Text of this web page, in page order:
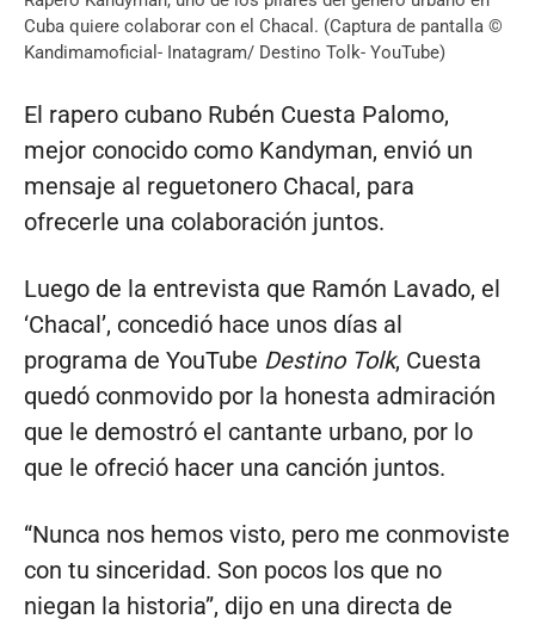
Cuba quiere colaborar con el Chacal. (Captura de pantalla ©
Kandimamoficial- Inatagram/ Destino Tolk- YouTube)
El rapero cubano Rubén Cuesta Palomo,
mejor conocido como Kandyman, envió un
mensaje al reguetonero Chacal, para
ofrecerle una colaboración juntos.
Luego de la entrevista que Ramón Lavado, el
‘Chacal’, concedió hace unos días al
programa de YouTube Destino Tolk, Cuesta
quedó conmovido por la honesta admiración
que le demostró el cantante urbano, por lo
que le ofreció hacer una canción juntos.
“Nunca nos hemos visto, pero me conmoviste
con tu sinceridad. Son pocos los que no
niegan la historia”, dijo en una directa de